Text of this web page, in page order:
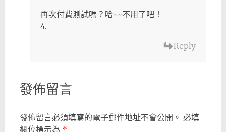
再次付費測試嗎？哈~~不用了吧！
4.
Reply
發佈留言
發佈留言必須填寫的電子郵件地址不會公開。 必填
欄位標示為 *